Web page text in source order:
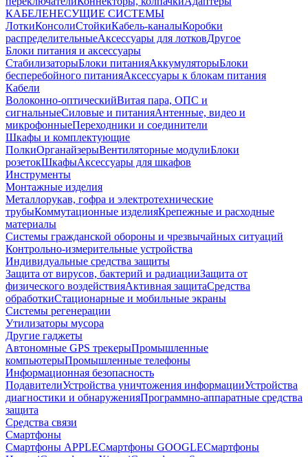
КАБЕЛЕНЕСУЩИЕ СИСТЕМЫ
ЛоткиКонсолиСтойкиКабель-каналыКоробки
распределительныеАксессуары для лотковДругое
Блоки питания и аксессуары
СтабилизаторыБлоки питанияАккумуляторыБлоки
бесперебойного питанияАксессуары к блокам питания
Кабели
Волоконно-оптическийВитая пара, ОПС и
сигнальныеСиловые и питанияАнтенные, видео и
микрофонныеПереходники и соединители
Шкафы и комплектующие
ПолкиОрганайзерыВентиляторные модулиБлоки
розетокШкафыАксессуары для шкафов
Инструменты
Монтажные изделия
Металлорукав, гофра и электротехнические
трубыКоммутационные изделияКрепежные и расходные
материалы
Системы гражданской обороны и чрезвычайных ситуаций
Контрольно-измерительные устройства
Индивидуальные средства защиты
Защита от вирусов, бактерий и радиацииЗащита от
физического воздействияАктивная защитаСредства
обработкиСтационарные и мобильные экраны
Системы регенерации
Утилизаторы мусора
Другие гаджеты
Автономные GPS трекерыПромышленные
компьютерыПромышленные телефоны
Информационная безопасность
ПодавителиУстройства уничтожения информацииУстройства
диагностики и обнаруженияПрограммно-аппаратные средства
защита
Средства связи
Смартфоны
Смартфоны APPLEСмартфоны GOOGLEСмартфоны